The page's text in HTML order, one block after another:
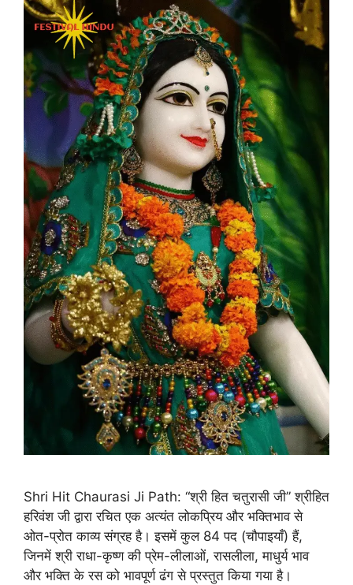
Shri Hit Chaurasi Ji Path: “श्री हित चतुरासी जी” श्रीहित
हरिवंश जी द्वारा रचित एक अत्यंत लोकप्रिय और भक्तिभाव से
ओत-प्रोत काव्य संग्रह है। इसमें कुल 84 पद (चौपाइयाँ) हैं,
जिनमें श्री राधा-कृष्ण की प्रेम-लीलाओं, रासलीला, माधुर्य भाव
और भक्ति के रस को भावपूर्ण ढंग से प्रस्तुत किया गया है।